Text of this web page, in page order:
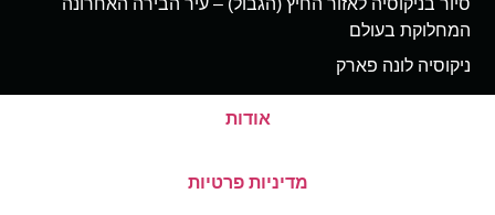
סיור בניקוסיה לאזור החיץ (הגבול) – עיר הבירה האחרונה
המחלוקת בעולם
ניקוסיה לונה פארק
אודות
מדיניות פרטיות